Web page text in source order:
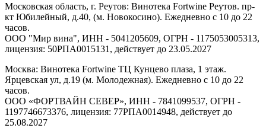
Московская область, г. Реутов: Винотека Fortwine Реутов. пр-
кт Юбилейный, д.40, (м. Новокосино). Ежедневно с 10 до 22
часов.
ООО "Мир вина", ИНН - 5041205609, ОГРН - 1175053005313,
лицензия: 50РПА0015131, действует до 23.05.2027
Москва: Винотека Fortwine ТЦ Кунцево плаза, 1 этаж.
Ярцевская ул, д.19 (м. Молодежная). Ежедневно с 10 до 22
часов.
ООО «ФОРТВАЙН СЕВЕР», ИНН - 7841099537, ОГРН -
1197746673376, лицензия: 77РПА0014948, действует до
25.08.2027